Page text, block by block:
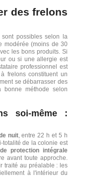
des frelons
possibles selon la
modérée (moins de 30
les bons produits. Si
ou si une allergie est
professionnel est
frelons constituent un
se débarrasser des
bonne méthode selon
soi-même :
nuit, entre 22 h et 5 h
totalité de la colonie est
protection intégrale
avant toute approche.
traité au préalable : les
à l'intérieur du